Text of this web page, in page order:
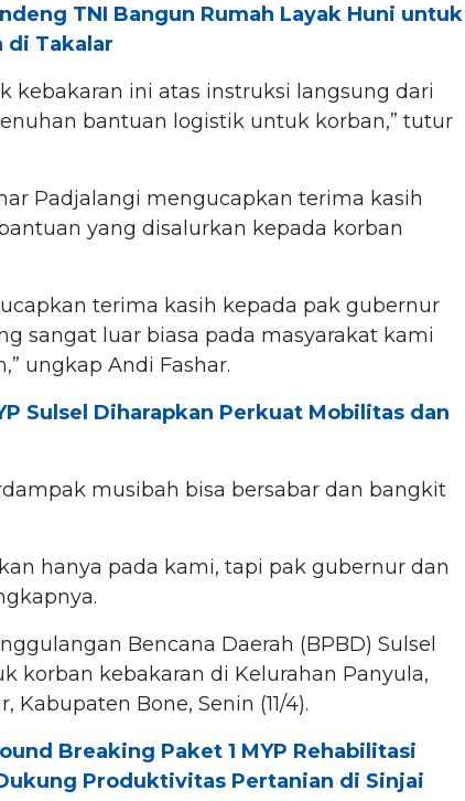
TNI Bangun Rumah Layak Huni untuk
di Takalar
kebakaran ini atas instruksi langsung dari
bantuan logistik untuk korban,” tutur
Padjalangi mengucapkan terima kasih
yang disalurkan kepada korban
terima kasih kepada pak gubernur
sangat luar biasa pada masyarakat kami
ungkap Andi Fashar.
Sulsel Diharapkan Perkuat Mobilitas dan
musibah bisa bersabar dan bangkit
hanya pada kami, tapi pak gubernur dan
Bencana Daerah (BPBD) Sulsel
korban kebakaran di Kelurahan Panyula,
Bone, Senin (11/4).
Breaking Paket 1 MYP Rehabilitasi
Produktivitas Pertanian di Sinjai